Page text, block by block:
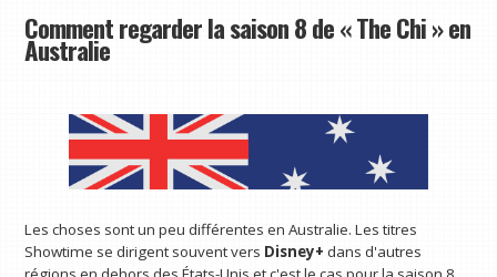
Comment regarder la saison 8 de « The Chi » en
Australie
Les choses sont un peu différentes en Australie. Les titres
Showtime se dirigent souvent vers Disney+ dans d'autres